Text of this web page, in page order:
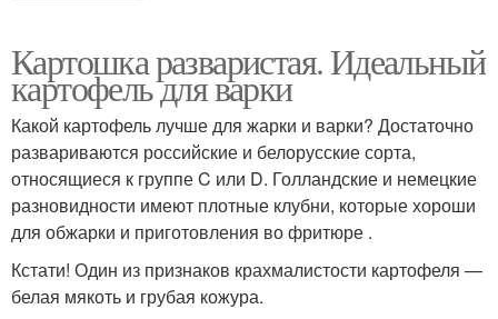
Картошка разваристая. Идеальный
картофель для варки
Какой картофель лучше для жарки и варки? Достаточно
развариваются российские и белорусские сорта,
относящиеся к группе C или D. Голландские и немецкие
разновидности имеют плотные клубни, которые хороши
для обжарки и приготовления во фритюре .
Кстати! Один из признаков крахмалистости картофеля —
белая мякоть и грубая кожура.